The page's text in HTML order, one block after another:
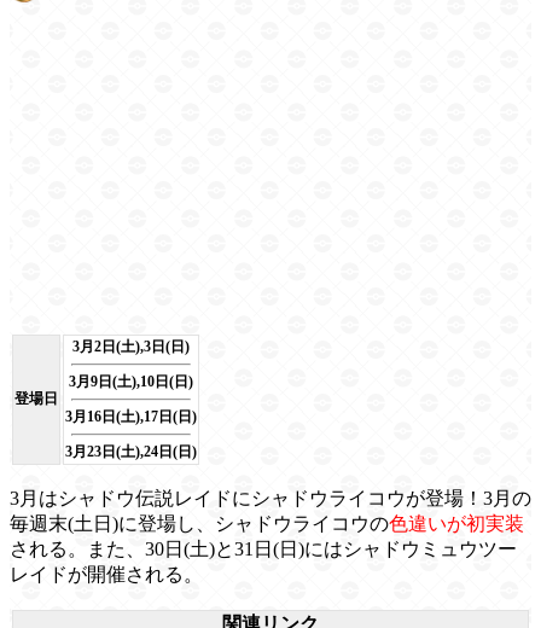
登場日
3月2日(土),3日(日)
3月9日(土),10日(日)
3月16日(土),17日(日)
3月23日(土),24日(日)
3月はシャドウ伝説レイドにシャドウライコウが登場！3月の
毎週末(土日)に登場し、シャドウライコウの色違いが初実装
される。また、30日(土)と31日(日)にはシャドウミュウツー
レイドが開催される。
関連リンク